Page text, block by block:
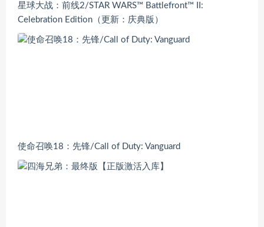
星球大战：前线2/STAR WARS™ Battlefront™ II:
Celebration Edition（更新：庆典版）
使命召唤18：先锋/Call of Duty: Vanguard